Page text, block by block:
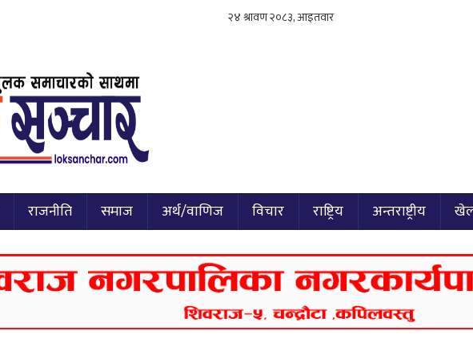
राजनीति समाज अर्थ/वाणिज विचार राष्ट्रिय अन्तराष्ट्रीय